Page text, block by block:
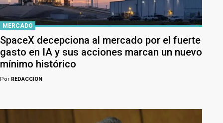
MERCADO
SpaceX decepciona al mercado por el fuerte
gasto en IA y sus acciones marcan un nuevo
mínimo histórico
Por REDACCION